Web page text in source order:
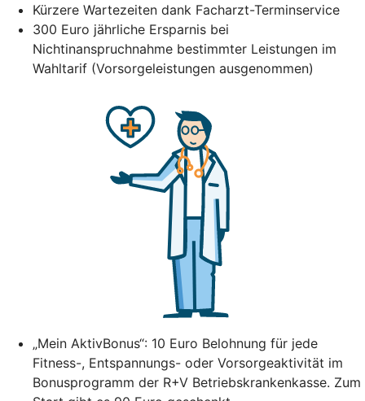
Kürzere Wartezeiten dank Facharzt-Terminservice
300 Euro jährliche Ersparnis bei
Nichtinanspruchnahme bestimmter Leistungen im
Wahltarif (Vorsorgeleistungen ausgenommen)
„Mein AktivBonus“: 10 Euro Belohnung für jede
Fitness-, Entspannungs- oder Vorsorgeaktivität im
Bonusprogramm der R+V Betriebskrankenkasse. Zum